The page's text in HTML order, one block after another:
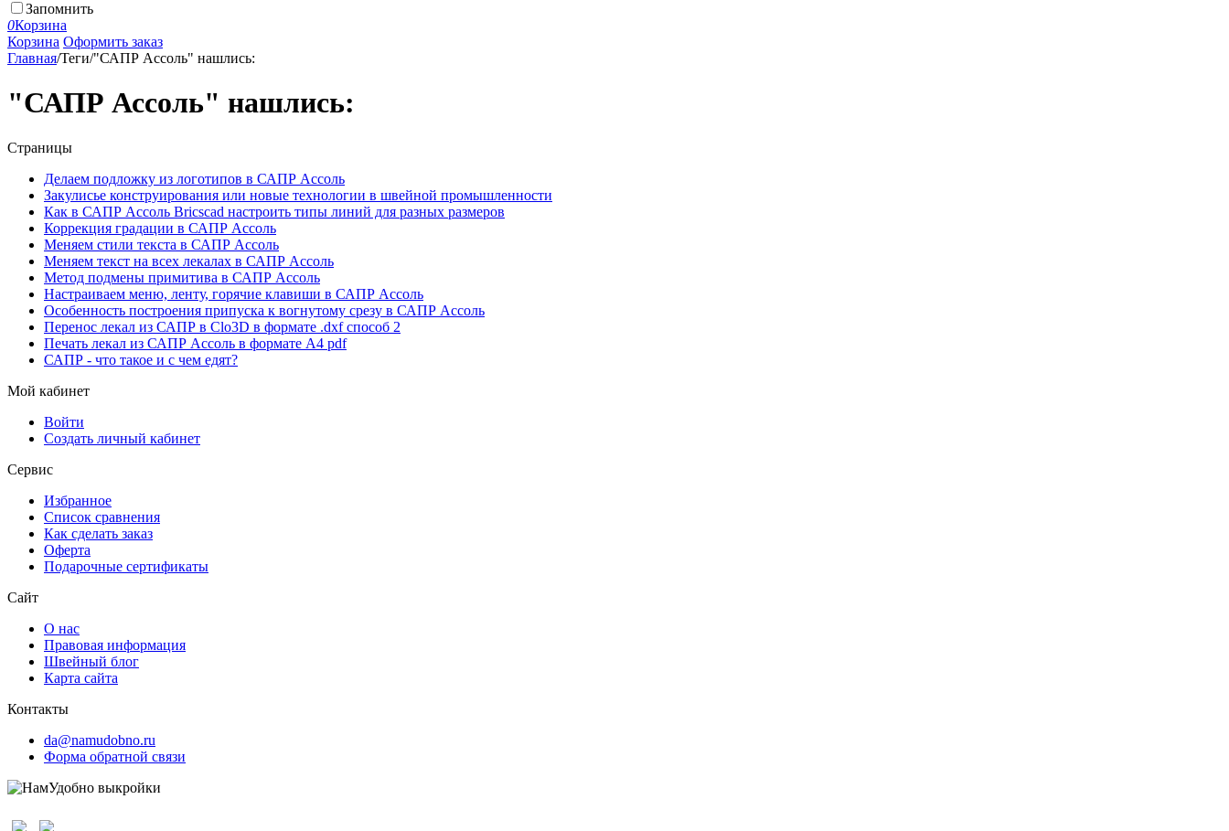
Запомнить
0Корзина
Корзина Оформить заказ
Главная/Теги/"САПР Ассоль" нашлись:
"САПР Ассоль" нашлись:
Страницы
Делаем подложку из логотипов в САПР Ассоль
Закулисье конструирования или новые технологии в швейной промышленности
Как в САПР Ассоль Bricscad настроить типы линий для разных размеров
Коррекция градации в САПР Ассоль
Меняем стили текста в САПР Ассоль
Меняем текст на всех лекалах в САПР Ассоль
Метод подмены примитива в САПР Ассоль
Настраиваем меню, ленту, горячие клавиши в САПР Ассоль
Особенность построения припуска к вогнутому срезу в САПР Ассоль
Перенос лекал из САПР в Clo3D в формате .dxf способ 2
Печать лекал из САПР Ассоль в формате A4 pdf
САПР - что такое и с чем едят?
Мой кабинет
Войти
Создать личный кабинет
Сервис
Избранное
Список сравнения
Как сделать заказ
Оферта
Подарочные сертификаты
Сайт
О нас
Правовая информация
Швейный блог
Карта сайта
Контакты
da@namudobno.ru
Форма обратной связи